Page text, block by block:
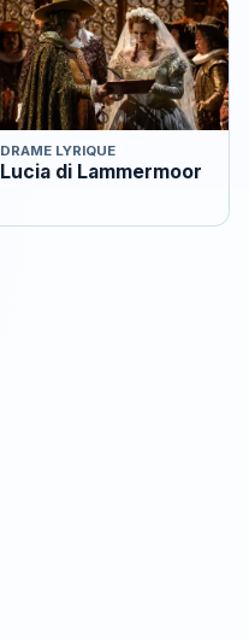
DRAME LYRIQUE
Lucia di Lammermoor